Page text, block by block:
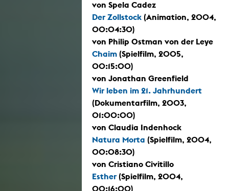
von Spela Cadez
Der Zollstock (Animation, 2004,
00:04:30)
von Philip Ostman von der Leye
Chaim (Spielfilm, 2005,
00:15:00)
von Jonathan Greenfield
Wir leben im 21. Jahrhundert
(Dokumentarfilm, 2003,
01:00:00)
von Claudia Indenhock
Natura Morta (Spielfilm, 2004,
00:08:30)
von Cristiano Civitillo
Esther (Spielfilm, 2004,
00:16:00)